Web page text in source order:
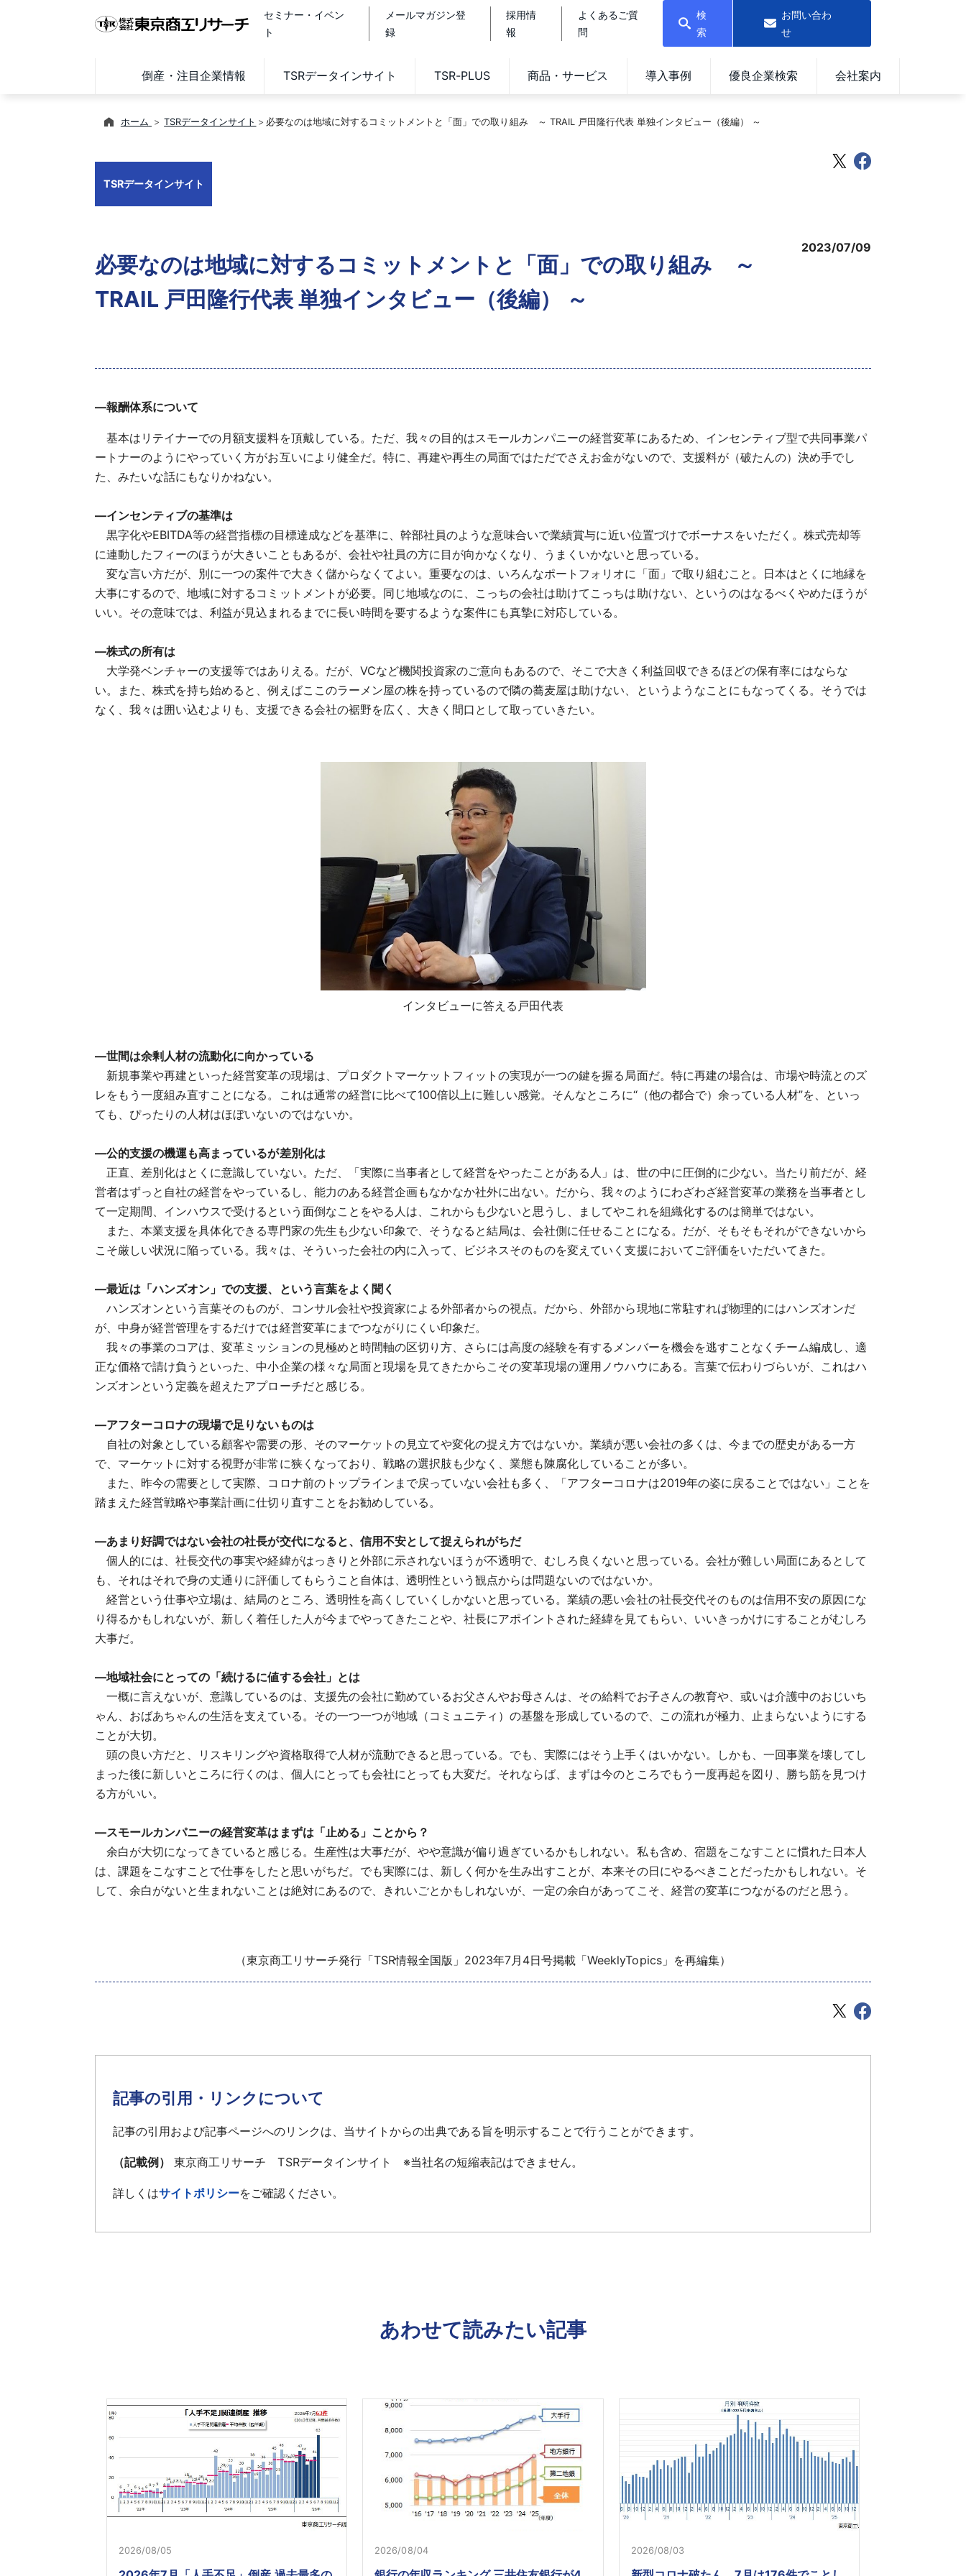
セミナー・イベン
ト
メールマガジン登
録
採用情
報
よくあるご質
問
検
索
お問い合わ
せ
倒産・注目企業情報 TSRデータインサイト TSR-PLUS 商品・サービス 導入事例 優良企業検索 会社案内
ホーム TSRデータインサイト 必要なのは地域に対するコミットメントと「面」での取り組み ～ TRAIL 戸田隆行代表 単独インタビュー（後編） ～
TSRデータインサイト
必要なのは地域に対するコミットメントと「面」での取り組み ～
TRAIL 戸田隆行代表 単独インタビュー（後編） ～
2023/07/09
―報酬体系について
基本はリテイナーでの月額支援料を頂戴している。ただ、我々の目的はスモールカンパニーの経営変革にあるため、インセンティブ型で共同事業パ
ートナーのようにやっていく方がお互いにより健全だ。特に、再建や再生の局面ではただでさえお金がないので、支援料が（破たんの）決め手でし
た、みたいな話にもなりかねない。
―インセンティブの基準は
黒字化やEBITDA等の経営指標の目標達成などを基準に、幹部社員のような意味合いで業績賞与に近い位置づけでボーナスをいただく。株式売却等
に連動したフィーのほうが大きいこともあるが、会社や社員の方に目が向かなくなり、うまくいかないと思っている。
変な言い方だが、別に一つの案件で大きく儲からなくてよい。重要なのは、いろんなポートフォリオに「面」で取り組むこと。日本はとくに地縁を
大事にするので、地域に対するコミットメントが必要。同じ地域なのに、こっちの会社は助けてこっちは助けない、というのはなるべくやめたほうが
いい。その意味では、利益が見込まれるまでに長い時間を要するような案件にも真摯に対応している。
―株式の所有は
大学発ベンチャーの支援等ではありえる。だが、VCなど機関投資家のご意向もあるので、そこで大きく利益回収できるほどの保有率にはならな
い。また、株式を持ち始めると、例えばここのラーメン屋の株を持っているので隣の蕎麦屋は助けない、というようなことにもなってくる。そうでは
なく、我々は囲い込むよりも、支援できる会社の裾野を広く、大きく間口として取っていきたい。
インタビューに答える戸田代表
―世間は余剰人材の流動化に向かっている
新規事業や再建といった経営変革の現場は、プロダクトマーケットフィットの実現が一つの鍵を握る局面だ。特に再建の場合は、市場や時流とのズ
レをもう一度組み直すことになる。これは通常の経営に比べて100倍以上に難しい感覚。そんなところに“（他の都合で）余っている人材”を、といっ
ても、ぴったりの人材はほぼいないのではないか。
―公的支援の機運も高まっているが差別化は
正直、差別化はとくに意識していない。ただ、「実際に当事者として経営をやったことがある人」は、世の中に圧倒的に少ない。当たり前だが、経
営者はずっと自社の経営をやっているし、能力のある経営企画もなかなか社外に出ない。だから、我々のようにわざわざ経営変革の業務を当事者とし
て一定期間、インハウスで受けるという面倒なことをやる人は、これからも少ないと思うし、ましてやこれを組織化するのは簡単ではない。
また、本業支援を具体化できる専門家の先生も少ない印象で、そうなると結局は、会社側に任せることになる。だが、そもそもそれができないから
こそ厳しい状況に陥っている。我々は、そういった会社の内に入って、ビジネスそのものを変えていく支援においてご評価をいただいてきた。
―最近は「ハンズオン」での支援、という言葉をよく聞く
ハンズオンという言葉そのものが、コンサル会社や投資家による外部者からの視点。だから、外部から現地に常駐すれば物理的にはハンズオンだ
が、中身が経営管理をするだけでは経営変革にまでつながりにくい印象だ。
我々の事業のコアは、変革ミッションの見極めと時間軸の区切り方、さらには高度の経験を有するメンバーを機会を逃すことなくチーム編成し、適
正な価格で請け負うといった、中小企業の様々な局面と現場を見てきたからこその変革現場の運用ノウハウにある。言葉で伝わりづらいが、これはハ
ンズオンという定義を超えたアプローチだと感じる。
―アフターコロナの現場で足りないものは
自社の対象としている顧客や需要の形、そのマーケットの見立てや変化の捉え方ではないか。業績が悪い会社の多くは、今までの歴史がある一方
で、マーケットに対する視野が非常に狭くなっており、戦略の選択肢も少なく、業態も陳腐化していることが多い。
また、昨今の需要として実際、コロナ前のトップラインまで戻っていない会社も多く、「アフターコロナは2019年の姿に戻ることではない」ことを
踏まえた経営戦略や事業計画に仕切り直すことをお勧めしている。
―あまり好調ではない会社の社長が交代になると、信用不安として捉えられがちだ
個人的には、社長交代の事実や経緯がはっきりと外部に示されないほうが不透明で、むしろ良くないと思っている。会社が難しい局面にあるとして
も、それはそれで身の丈通りに評価してもらうこと自体は、透明性という観点からは問題ないのではないか。
経営という仕事や立場は、結局のところ、透明性を高くしていくしかないと思っている。業績の悪い会社の社長交代そのものは信用不安の原因にな
り得るかもしれないが、新しく着任した人が今までやってきたことや、社長にアポイントされた経緯を見てもらい、いいきっかけにすることがむしろ
大事だ。
―地域社会にとっての「続けるに値する会社」とは
一概に言えないが、意識しているのは、支援先の会社に勤めているお父さんやお母さんは、その給料でお子さんの教育や、或いは介護中のおじいち
ゃん、おばあちゃんの生活を支えている。その一つ一つが地域（コミュニティ）の基盤を形成しているので、この流れが極力、止まらないようにする
ことが大切。
頭の良い方だと、リスキリングや資格取得で人材が流動できると思っている。でも、実際にはそう上手くはいかない。しかも、一回事業を壊してし
まった後に新しいところに行くのは、個人にとっても会社にとっても大変だ。それならば、まずは今のところでもう一度再起を図り、勝ち筋を見つけ
る方がいい。
―スモールカンパニーの経営変革はまずは「止める」ことから？
余白が大切になってきていると感じる。生産性は大事だが、やや意識が偏り過ぎているかもしれない。私も含め、宿題をこなすことに慣れた日本人
は、課題をこなすことで仕事をしたと思いがちだ。でも実際には、新しく何かを生み出すことが、本来その日にやるべきことだったかもしれない。そ
して、余白がないと生まれないことは絶対にあるので、きれいごとかもしれないが、一定の余白があってこそ、経営の変革につながるのだと思う。
（東京商工リサーチ発行「TSR情報全国版」2023年7月4日号掲載「WeeklyTopics」を再編集）
記事の引用・リンクについて
記事の引用および記事ページへのリンクは、当サイトからの出典である旨を明示することで行うことができます。
（記載例） 東京商工リサーチ TSRデータインサイト ※当社名の短縮表記はできません。
詳しくはサイトポリシーをご確認ください。
あわせて読みたい記事
2026/08/05 2026/08/04 2026/08/03